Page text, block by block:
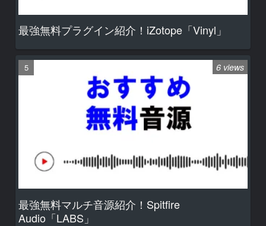
最強無料プラグイン紹介！iZotope「Vinyl」
最強無料マルチ音源紹介！Spitfire
Audio「LABS」
6 views